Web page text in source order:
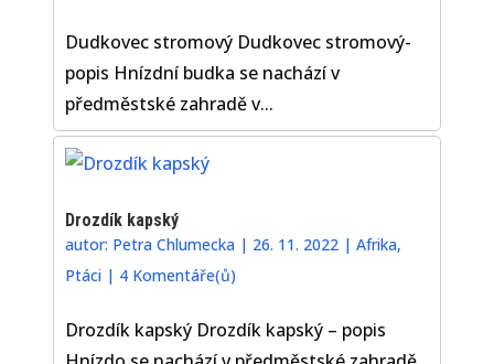
Dudkovec stromový Dudkovec stromový-
popis Hnízdní budka se nachází v
předměstské zahradě v...
Drozdík kapský
autor: Petra Chlumecka | 26. 11. 2022 |Afrika,
Ptáci | 4 Komentáře(ů)
Drozdík kapský Drozdík kapský – popis